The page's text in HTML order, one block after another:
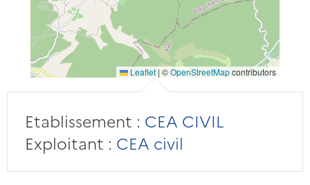
Leaflet | ©OpenStreetMapcontributors
Etablissement : CEA CIVIL
Exploitant : CEA civil